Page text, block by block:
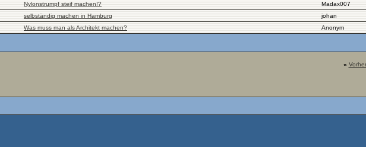
Nylonstrumpf steif machen!?
Madax007
selbständig machen in Hamburg
johan
Was muss man als Architekt machen?
Anonym
«